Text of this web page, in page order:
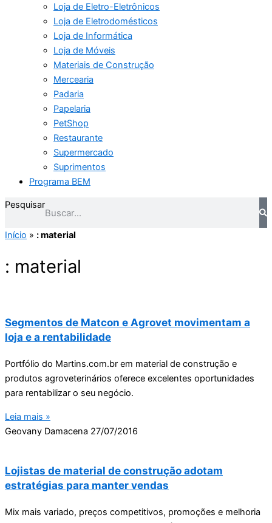
Loja de Eletro-Eletrônicos
Loja de Eletrodomésticos
Loja de Informática
Loja de Móveis
Materiais de Construção
Mercearia
Padaria
Papelaria
PetShop
Restaurante
Supermercado
Suprimentos
Programa BEM
Pesquisar
Início » : material
: material
Segmentos de Matcon e Agrovet movimentam a
loja e a rentabilidade
Portfólio do Martins.com.br em material de construção e
produtos agroveterinários oferece excelentes oportunidades
para rentabilizar o seu negócio.
Leia mais »
Geovany Damacena 27/07/2016
Lojistas de material de construção adotam
estratégias para manter vendas
Mix mais variado, preços competitivos, promoções e melhoria